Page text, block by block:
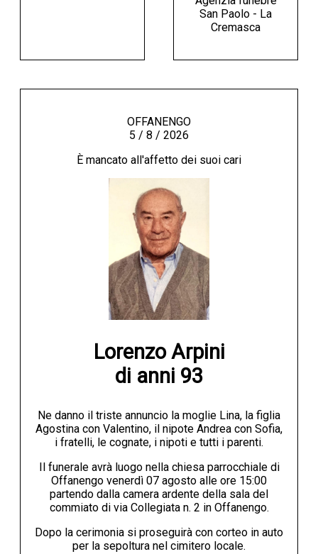
San Paolo - La
Cremasca
OFFANENGO
5 / 8 / 2026
È mancato all'affetto dei suoi cari
Lorenzo Arpini
di anni 93
Ne danno il triste annuncio la moglie Lina, la figlia
Agostina con Valentino, il nipote Andrea con Sofia,
i fratelli, le cognate, i nipoti e tutti i parenti.
Il funerale avrà luogo nella chiesa parrocchiale di
Offanengo venerdì 07 agosto alle ore 15:00
partendo dalla camera ardente della sala del
commiato di via Collegiata n. 2 in Offanengo.
Dopo la cerimonia si proseguirà con corteo in auto
per la sepoltura nel cimitero locale.